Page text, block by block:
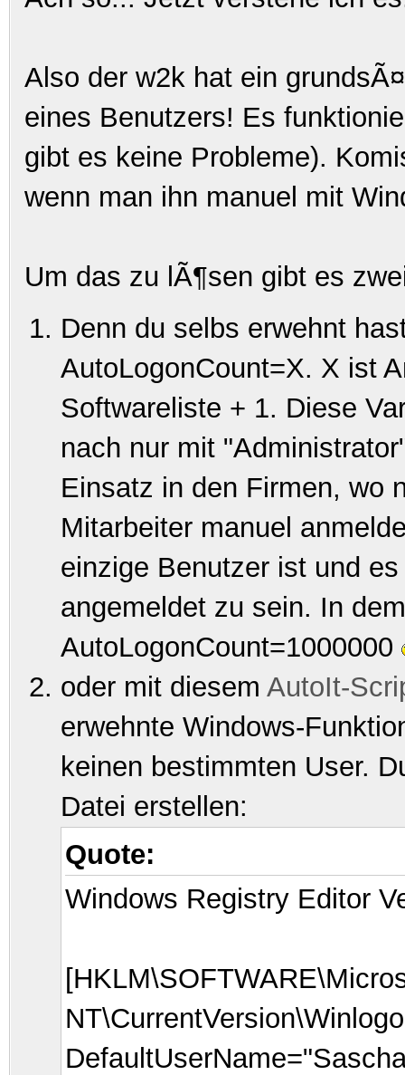
Also der w2k hat ein
eines Benutzers! Es
gibt es keine Probleme).
wenn man ihn manuel mit
Um das zu lÃ¶sen gibt es
Denn du selbs erwehnt
AutoLogonCount=X. X ist
Softwareliste + 1. Diese
nach nur mit
Einsatz in den Firmen, wo
Mitarbeiter manuel
einzige Benutzer ist und
angemeldet zu sein. In
AutoLogonCount=1000000
oder mit diesem AutoIt-
erwehnte Windows-
keinen bestimmten User.
Datei erstellen:
Quote:
Windows Registry Editor